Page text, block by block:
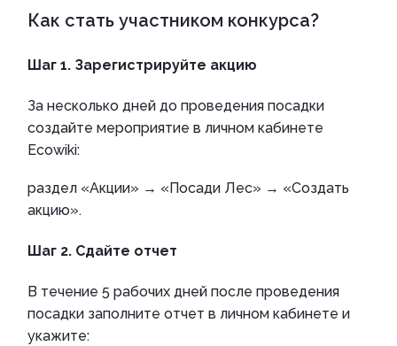
Как стать участником конкурса?
Шаг 1. Зарегистрируйте акцию
За несколько дней до проведения посадки
создайте мероприятие в личном кабинете
Ecowiki:
раздел «Акции» → «Посади Лес» → «Создать
акцию».
Шаг 2. Сдайте отчет
В течение 5 рабочих дней после проведения
посадки заполните отчет в личном кабинете и
укажите: